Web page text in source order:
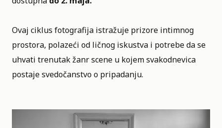
Ovaj ciklus fotografija istražuje prizore intimnog
prostora, polazeći od ličnog iskustva i potrebe da se
uhvati trenutak žanr scene u kojem svakodnevica
postaje svedočanstvo o pripadanju.